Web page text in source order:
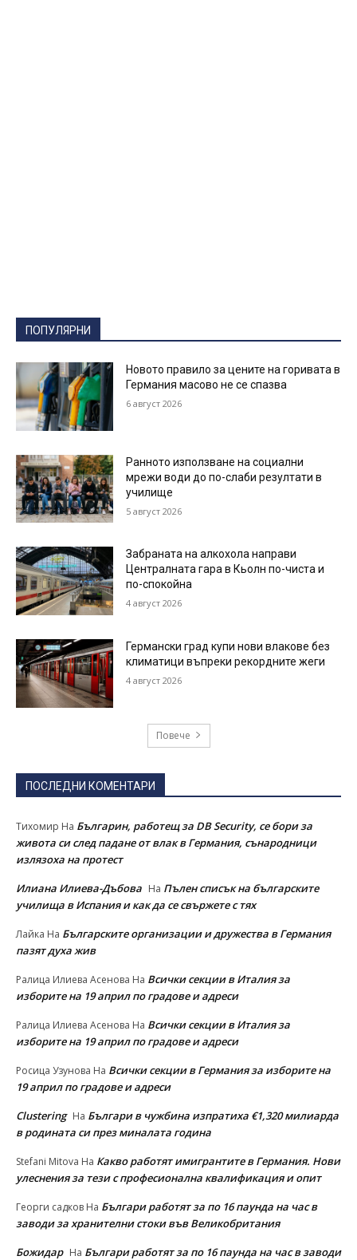
ПОПУЛЯРНИ
Новото правило за цените на горивата в
Германия масово не се спазва
6 август 2026
Ранното използване на социални
мрежи води до по-слаби резултати в
училище
5 август 2026
Забраната на алкохола направи
Централната гара в Кьолн по-чиста и
по-спокойна
4 август 2026
Германски град купи нови влакове без
климатици въпреки рекордните жеги
4 август 2026
Повече
ПОСЛЕДНИ КОМЕНТАРИ
Тихомир На Българин, работещ за DB Security, се бори за
живота си след падане от влак в Германия, сънародници
излязоха на протест
Илиана Илиева-Дъбова На Пълен списък на българските
училища в Испания и как да се свържете с тях
Лайка На Българските организации и дружества в Германия
пазят духа жив
Ралица Илиева Асенова На Всички секции в Италия за
изборите на 19 април по градове и адреси
Ралица Илиева Асенова На Всички секции в Италия за
изборите на 19 април по градове и адреси
Росица Узунова На Всички секции в Германия за изборите на
19 април по градове и адреси
Clustering На Българи в чужбина изпратиха €1,320 милиарда
в родината си през миналата година
Stefani Mitova На Какво работят имигрантите в Германия. Нови
улеснeния за тези с професионална квалификация и опит
Георги садков На Българи работят за по 16 паунда на час в
заводи за хранителни стоки във Великобритания
Божидар На Българи работят за по 16 паунда на час в заводи